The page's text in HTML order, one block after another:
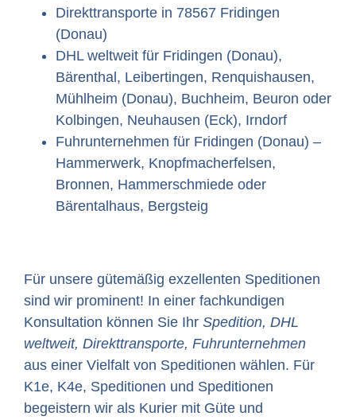
Direkttransporte in 78567 Fridingen
(Donau)
DHL weltweit für Fridingen (Donau),
Bärenthal, Leibertingen, Renquishausen,
Mühlheim (Donau), Buchheim, Beuron oder
Kolbingen, Neuhausen (Eck), Irndorf
Fuhrunternehmen für Fridingen (Donau) –
Hammerwerk, Knopfmacherfelsen,
Bronnen, Hammerschmiede oder
Bärentalhaus, Bergsteig
Für unsere gütemäßig exzellenten Speditionen
sind wir prominent! In einer fachkundigen
Konsultation können Sie Ihr Spedition, DHL
weltweit, Direkttransporte, Fuhrunternehmen
aus einer Vielfalt von Speditionen wählen. Für
K1e, K4e, Speditionen und Speditionen
begeistern wir als Kurier mit Güte und